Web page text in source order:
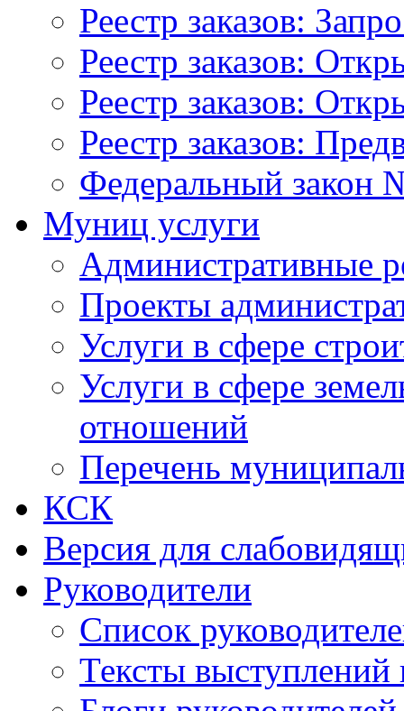
Реестр заказов:
Реестр заказов:
Реестр заказов:
Реестр заказов:
Федеральный закон
Муниц услуги
Административные
Проекты
Услуги в сфере
Услуги в сфере
отношений
Перечень
КСК
Версия для
Руководители
Список
Тексты выступлений